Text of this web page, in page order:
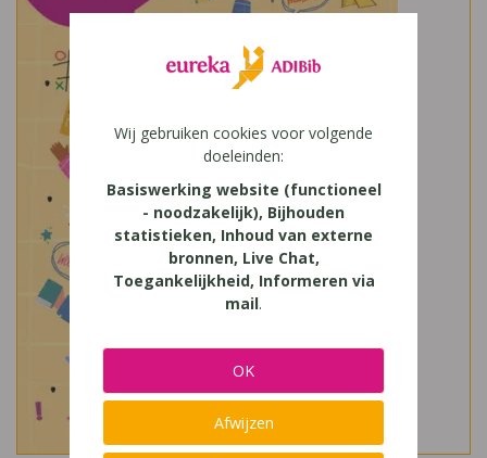
Wij gebruiken cookies voor volgende
doeleinden:
Basiswerking website (functioneel
- noodzakelijk), Bijhouden
statistieken, Inhoud van externe
bronnen, Live Chat,
Toegankelijkheid, Informeren via
mail.
OK
Afwijzen